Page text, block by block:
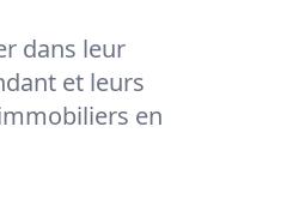
dans leur
et leurs
en